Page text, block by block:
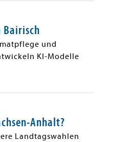
und
KI-Modelle
Anhalt?
Landtagswahlen